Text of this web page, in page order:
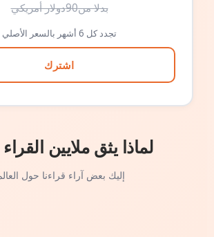
بدلا من90دولار أمريكي
تجدد كل 6 أشهر بالسعر الأصلي
اشترك
لماذا يثق ملايين
إليك بعض آراء قراءنا حول